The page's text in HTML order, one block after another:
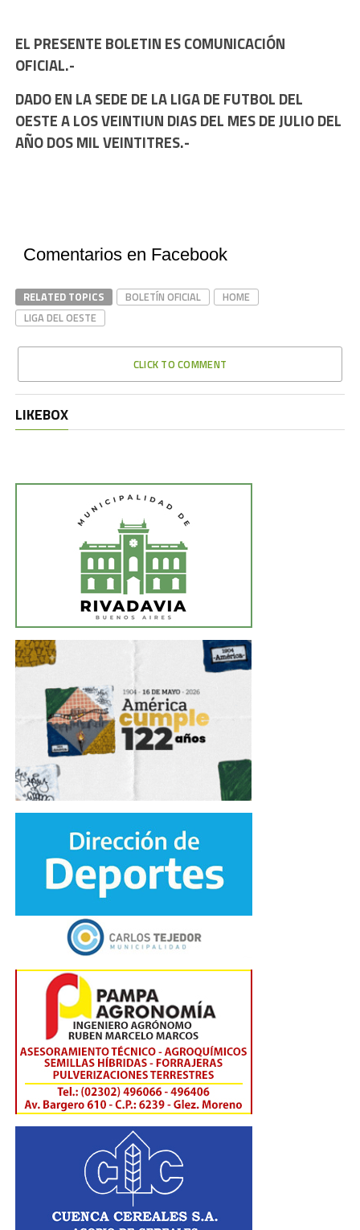
EL PRESENTE BOLETIN ES COMUNICACIÓN
OFICIAL.-
DADO EN LA SEDE DE LA LIGA DE FUTBOL DEL
OESTE A LOS VEINTIUN DIAS DEL MES DE JULIO DEL
AÑO DOS MIL VEINTITRES.-
Comentarios en Facebook
RELATED TOPICS BOLETÍN OFICIAL
HOME
LIGA DEL OESTE
CLICK TO COMMENT
LIKEBOX